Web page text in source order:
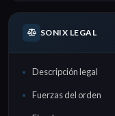
SONIX LEGAL
Descripción legal
Fuerzas del orden